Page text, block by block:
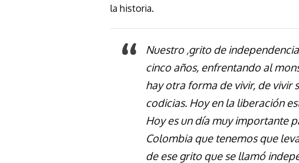
la historia.
Nuestro ‚grito de
cinco años, enfrentando al
hay otra forma de vivir, de vivir
codicias. Hoy en la liberación
Hoy es un día muy importante
Colombia que tenemos que
de ese grito que se llamó